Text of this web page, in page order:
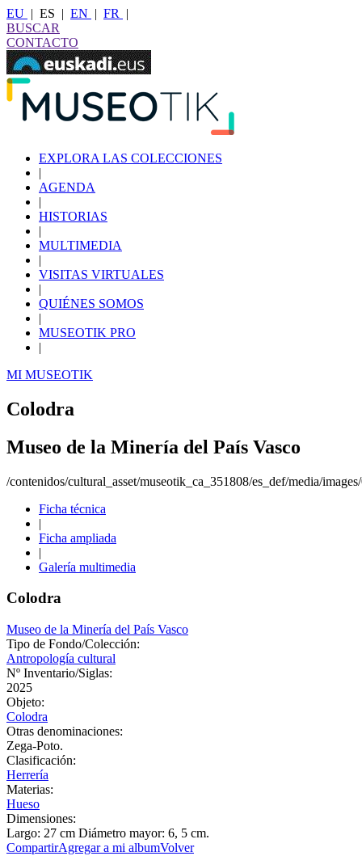
EU | ES | EN | FR
|
BUSCAR
CONTACTO
EXPLORA LAS COLECCIONES
|
AGENDA
|
HISTORIAS
|
MULTIMEDIA
|
VISITAS VIRTUALES
|
QUIÉNES SOMOS
|
MUSEOTIK PRO
|
MI MUSEOTIK
Colodra
Museo de la Minería del País Vasco
/contenidos/cultural_asset/museotik_ca_351808/es_def/media/
Ficha técnica
|
Ficha ampliada
|
Galería multimedia
Colodra
Museo de la Minería del País Vasco
Tipo de Fondo/Colección:
Antropología cultural
Nº Inventario/Siglas:
2025
Objeto:
Colodra
Otras denominaciones:
Zega-Poto.
Clasificación:
Herrería
Materias:
Hueso
Dimensiones:
Largo: 27 cm Diámetro mayor: 6, 5 cm.
CompartirAgregar a mi albumVolver